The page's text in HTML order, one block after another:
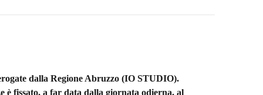
dalla Regione Abruzzo (IO STUDIO).
è fissato, a far data dalla giornata odierna, al